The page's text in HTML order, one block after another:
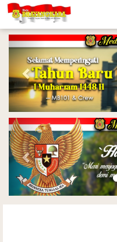
Previous
Previous